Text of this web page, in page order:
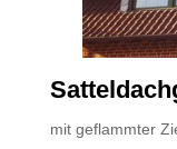
mit geflammter